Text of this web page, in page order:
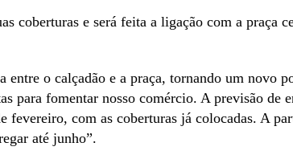
coberturas e será feita a ligação com a praça
entre o calçadão e a praça, tornando um novo
para fomentar nosso comércio. A previsão de
fevereiro, com as coberturas já colocadas. A
até junho”.